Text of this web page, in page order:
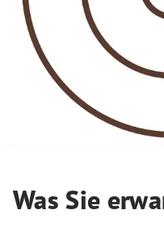
Was Sie